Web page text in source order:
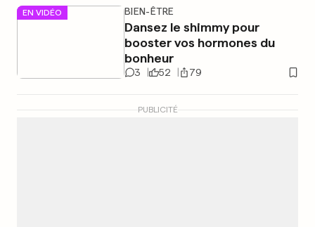
EN VIDÉO BIEN-ÊTRE
Dansez le shimmy pour
booster vos hormones du
bonheur
3 52 79
PUBLICITÉ